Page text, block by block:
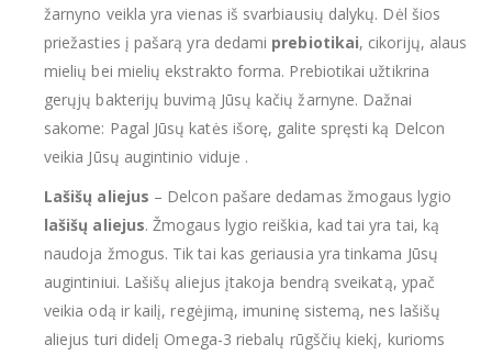
žarnyno veikla yra vienas iš svarbiausių dalykų. Dėl šios
priežasties į pašarą yra dedami prebiotikai, cikorijų, alaus
mielių bei mielių ekstrakto forma. Prebiotikai užtikrina
gerųjų bakterijų buvimą Jūsų kačių žarnyne. Dažnai
sakome: Pagal Jūsų katės išorę, galite spręsti ką Delcon
veikia Jūsų augintinio viduje .
Lašišų aliejus – Delcon pašare dedamas žmogaus lygio
lašišų aliejus. Žmogaus lygio reiškia, kad tai yra tai, ką
naudoja žmogus. Tik tai kas geriausia yra tinkama Jūsų
augintiniui. Lašišų aliejus įtakoja bendrą sveikatą, ypač
veikia odą ir kailį, regėjimą, imuninę sistemą, nes lašišų
aliejus turi didelį Omega-3 riebalų rūgščių kiekį, kurioms